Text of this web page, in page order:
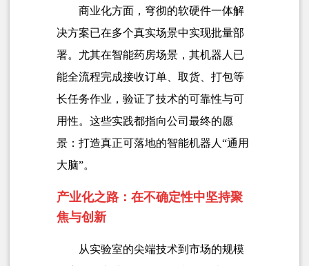
商业化方面，穹彻的软硬件一体解
决方案已在多个真实场景中实现批量部
署。尤其在智能药房场景，其机器人已
能全流程完成接收订单、取货、打包等
长任务作业，验证了技术的可靠性与可
用性。这些实践都指向公司最终的愿
景：打造真正可落地的智能机器人“通用
大脑”。
产业化之路：在不确定性中坚持聚
焦与创新
从实验室的尖端技术到市场的规模